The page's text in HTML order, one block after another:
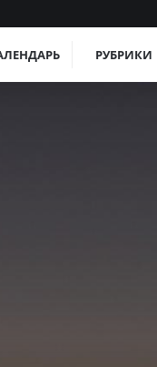
РУБРИКИ